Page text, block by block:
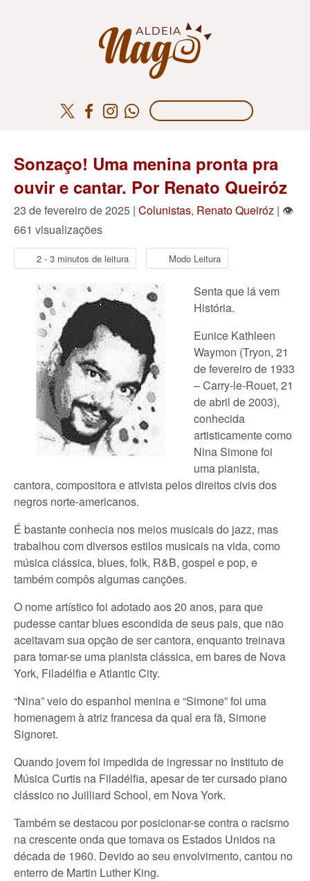
Sonzaço! Uma menina pronta pra
ouvir e cantar. Por Renato Queiróz
23 de fevereiro de 2025 | Colunistas, Renato Queiróz | 👁
661 visualizações
2 - 3 minutos de leitura Modo Leitura
Senta que lá vem
História.
Eunice Kathleen
Waymon (Tryon, 21
de fevereiro de 1933
– Carry-le-Rouet, 21
de abril de 2003),
conhecida
artisticamente como
Nina Simone foi
uma pianista,
cantora, compositora e ativista pelos direitos civis dos
negros norte-americanos.
É bastante conhecia nos meios musicais do jazz, mas
trabalhou com diversos estilos musicais na vida, como
música clássica, blues, folk, R&B, gospel e pop, e
também compôs algumas canções.
O nome artístico foi adotado aos 20 anos, para que
pudesse cantar blues escondida de seus pais, que não
aceitavam sua opção de ser cantora, enquanto treinava
para tornar-se uma pianista clássica, em bares de Nova
York, Filadélfia e Atlantic City.
“Nina” veio do espanhol menina e “Simone” foi uma
homenagem à atriz francesa da qual era fã, Simone
Signoret.
Quando jovem foi impedida de ingressar no Instituto de
Música Curtis na Filadélfia, apesar de ter cursado piano
clássico no Juilliard School, em Nova York.
Também se destacou por posicionar-se contra o racismo
na crescente onda que tomava os Estados Unidos na
década de 1960. Devido ao seu envolvimento, cantou no
enterro de Martin Luther King.